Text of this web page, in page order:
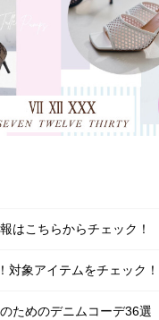
はこちらからチェック！
対象アイテムをチェック！
ためのデニムコーデ36選